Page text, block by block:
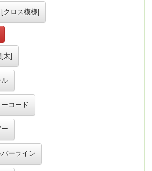
クロス模様]
太]
ーコード
ーライン